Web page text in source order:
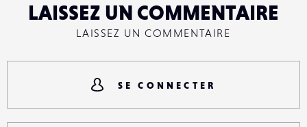
LAISSEZ UN COMMENTAIRE
LAISSEZ UN COMMENTAIRE
SE CONNECTER